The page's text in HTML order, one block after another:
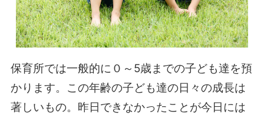
保育所では一般的に０～5歳までの子ども達を預
かります。この年齢の子ども達の日々の成長は
著しいもの。昨日できなかったことが今日には